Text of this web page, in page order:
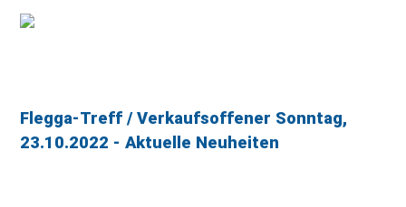
Flegga-Treff / Verkaufsoffener Sonntag,
23.10.2022 - Aktuelle Neuheiten